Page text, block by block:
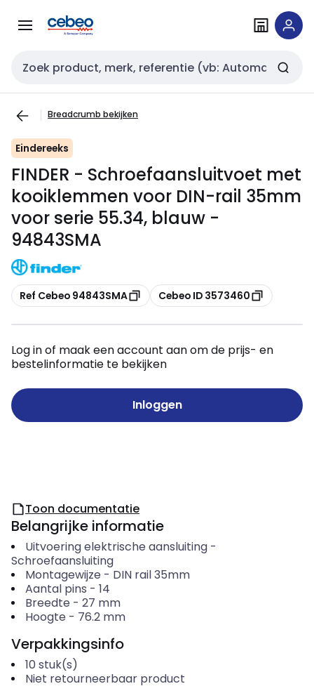
naar
naar
Zoekveld invoer
Breadcrumb bekijken
Eindereeks
FINDER - Schroefaansluitvoet met
kooiklemmen voor DIN-rail 35mm
voor serie 55.34, blauw -
94843SMA
Kopiëren
Ref Cebeo 94843SMA Kopiëren
Cebeo ID 3573460
Log in of maak een account aan om de prijs- en
bestelinformatie te bekijken
Inloggen
Toon documentatie
Belangrijke informatie
Uitvoering elektrische aansluiting-
Schroefaansluiting
Montagewijze - DIN rail 35mm
Aantal pins - 14
Breedte - 27 mm
Hoogte - 76.2 mm
Verpakkingsinfo
10 stuk(s)
Niet retourneerbaar product